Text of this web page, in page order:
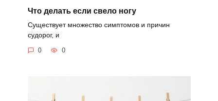
Что делать если свело ногу
Существует множество симптомов и причин
судорог, и
0 0